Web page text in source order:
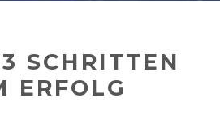
SCHRITTEN
ERFOLG